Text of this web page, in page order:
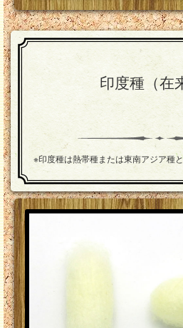
印度種（在
※印度種は熱帯種または東南アジア種